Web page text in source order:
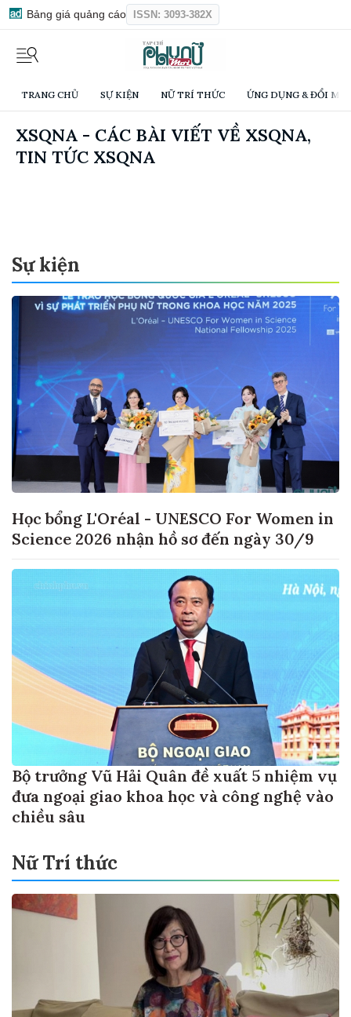
Bảng giá quảng cáo ISSN: 3093-382X
TRANG CHỦ SỰ KIỆN NỮ TRÍ THỨC ỨNG DỤNG & ĐỔI
XSQNA - CÁC BÀI VIẾT VỀ XSQNA,
TIN TỨC XSQNA
Sự kiện
Học bổng L'Oréal - UNESCO For Women in
Science 2026 nhận hồ sơ đến ngày 30/9
Bộ trưởng Vũ Hải Quân đề xuất 5 nhiệm vụ
đưa ngoại giao khoa học và công nghệ vào
chiều sâu
Nữ Trí thức